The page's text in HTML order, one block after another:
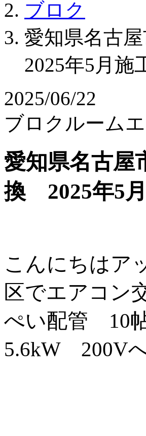
ブロク
愛知県名古
2025年5月施
2025/06/22
ブロク ルーム
愛知県名古
換 2025年5
こんにちはア
区でエアコン
ぺい配管
5.6kW 200V